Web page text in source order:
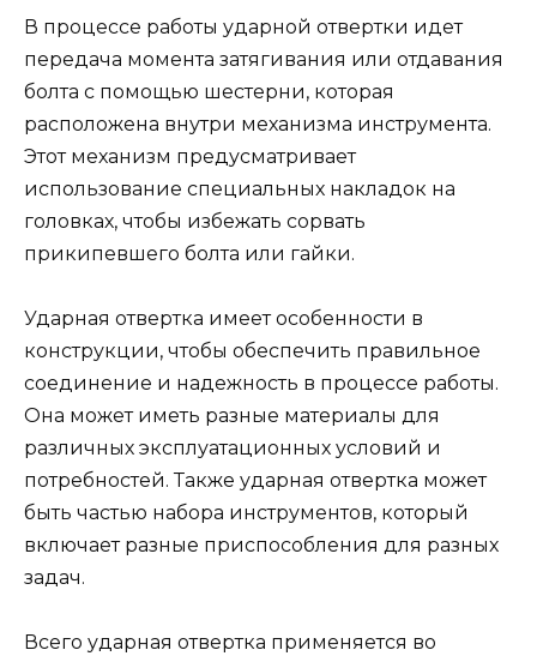
В процессе работы ударной отвертки идет
передача момента затягивания или отдавания
болта с помощью шестерни, которая
расположена внутри механизма инструмента.
Этот механизм предусматривает
использование специальных накладок на
головках, чтобы избежать сорвать
прикипевшего болта или гайки.
Ударная отвертка имеет особенности в
конструкции, чтобы обеспечить правильное
соединение и надежность в процессе работы.
Она может иметь разные материалы для
различных эксплуатационных условий и
потребностей. Также ударная отвертка может
быть частью набора инструментов, который
включает разные приспособления для разных
задач.
Всего ударная отвертка применяется во